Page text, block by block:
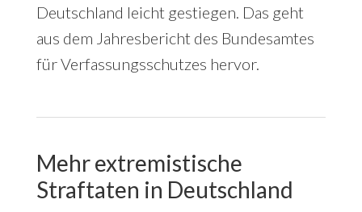
Deutschland leicht gestiegen. Das geht
aus dem Jahresbericht des Bundesamtes
für Verfassungsschutzes hervor.
Mehr extremistische
Straftaten in Deutschland